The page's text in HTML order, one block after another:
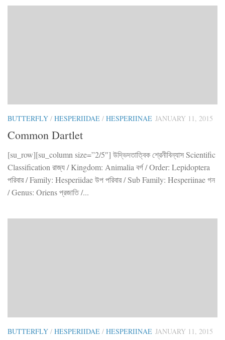
BUTTERFLY / HESPERIIDAE / HESPERIINAE JANUARY 11, 2015
Common Dartlet
[su_row][su_column size=”2/5″] উদ্ভিদতাত্বিক শ্রেনীবিন্যাস Scientific
Classification রাজ্য / Kingdom: Animalia বর্গ / Order: Lepidoptera
পরিবার / Family: Hesperiidae উপ পরিবার / Sub Family: Hesperiinae গন
/ Genus: Oriens প্রজাতি /...
BUTTERFLY / HESPERIIDAE / HESPERIINAE JANUARY 11, 2015